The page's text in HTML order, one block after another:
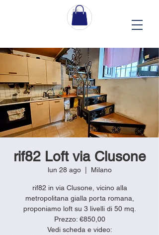
rif82 Loft via Clusone
lun 28 ago
  |
Milano
rif82 in via Clusone, vicino alla
metropolitana gialla porta romana,
proponiamo loft su 3 livelli di 50 mq.
Prezzo: €850,00
Vedi scheda e video: